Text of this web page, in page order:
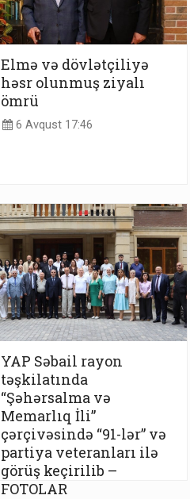
Elmə və dövlətçiliyə
həsr olunmuş ziyalı
ömrü
6 Avqust 17:46
YAP Səbail rayon
təşkilatında
“Şəhərsalma və
Memarlıq İli”
çərçivəsində “91-lər” və
partiya veteranları ilə
görüş keçirilib –
FOTOLAR